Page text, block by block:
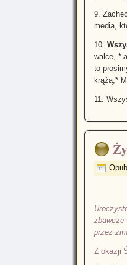
9.
media,
10.
walce, *
to
krążą,*
11.
zbawcze
przez
Z okazji